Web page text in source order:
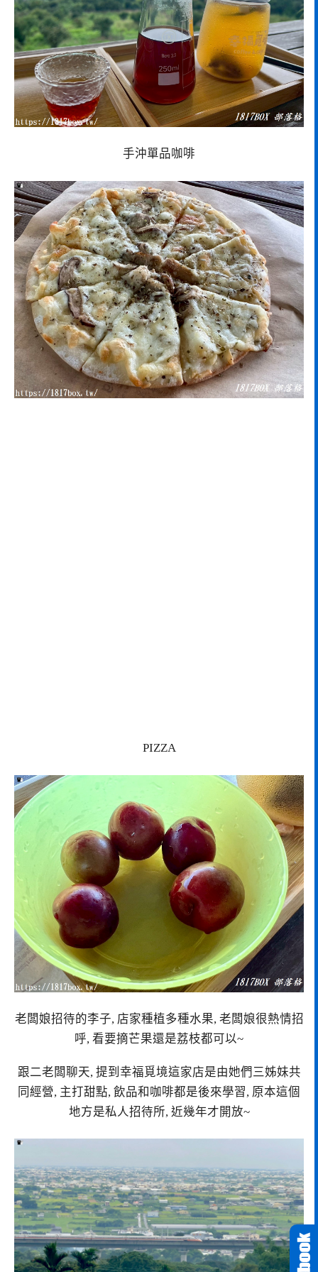
手沖單品咖啡
PIZZA
老闆娘招待的李子, 店家種植多種水果, 老闆娘很熱情招
呼, 看要摘芒果還是荔枝都可以~
跟二老闆聊天, 提到幸福覓境這家店是由她們三姊妹共
同經營, 主打甜點, 飲品和咖啡都是後來學習, 原本這個
地方是私人招待所, 近幾年才開放~